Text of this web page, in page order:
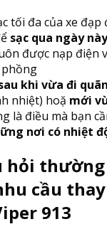
tối đa của xe đạp
sạc qua ngày
được nạp điện
phồng
khi vừa đi
nhiệt) hoặ mới
là điều mà bạn
nơi có nhiệt
hỏi
cầu
913